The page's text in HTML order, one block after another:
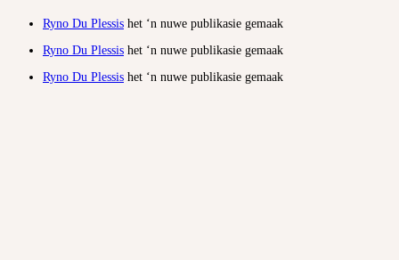
Ryno Du Plessis het ‘n nuwe publikasie gemaak
Ryno Du Plessis het ‘n nuwe publikasie gemaak
Ryno Du Plessis het ‘n nuwe publikasie gemaak